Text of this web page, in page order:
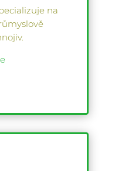
na